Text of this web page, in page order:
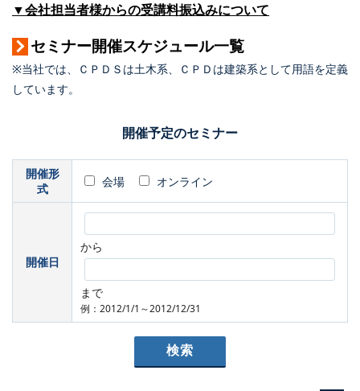
▼会社担当者様からの受講料振込みについて
セミナー開催スケジュール一覧
※当社では、ＣＰＤＳは土木系、ＣＰＤは建築系として用語を定義
しています。
開催予定のセミナー
開催形
式
会場 オンライン
開催日
から
まで
例：2012/1/1～2012/12/31